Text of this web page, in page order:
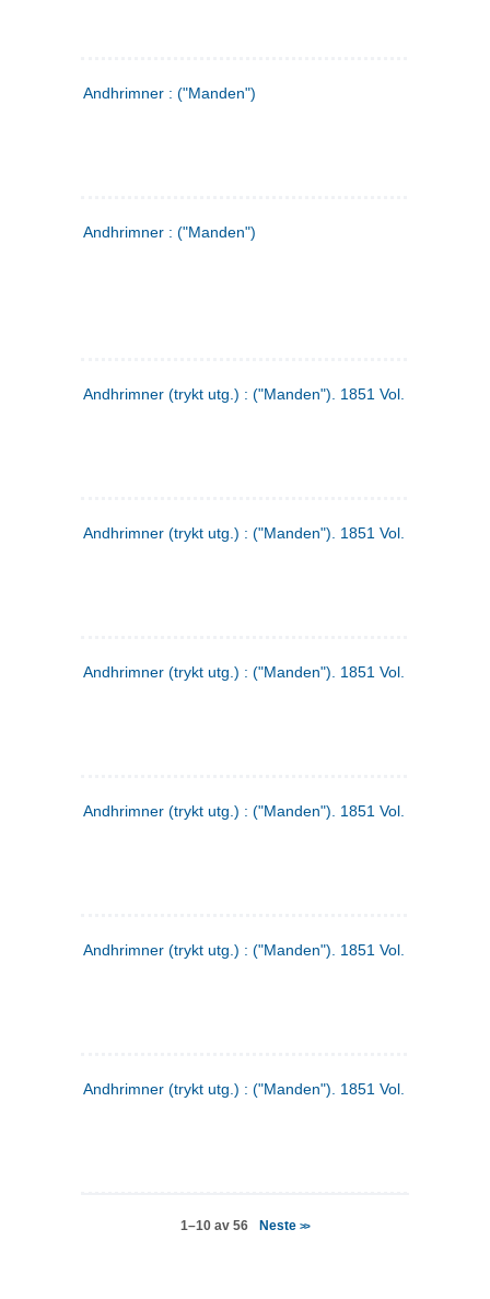
Andhrimner : ("Manden")
Andhrimner : ("Manden")
Andhrimner (trykt utg.) : ("Manden"). 1851 Vol. 2 Nr. 1
Andhrimner (trykt utg.) : ("Manden"). 1851 Vol. 1 Nr. 10
Andhrimner (trykt utg.) : ("Manden"). 1851 Vol. 1 Nr. 3
Andhrimner (trykt utg.) : ("Manden"). 1851 Vol. 2 Nr. 4
Andhrimner (trykt utg.) : ("Manden"). 1851 Vol. 2 Nr. 6
Andhrimner (trykt utg.) : ("Manden"). 1851 Vol. 1 Nr. 6
1–10 av 56 Neste>>